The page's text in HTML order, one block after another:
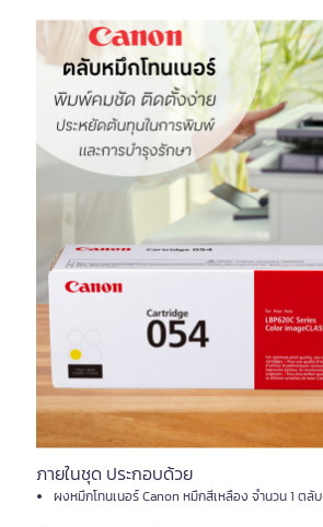
ภายในชุด ประกอบด้วย
ผงหมึกโทนเนอร์ Canon หมึกสีเหลือง จำนวน 1 ตลับ